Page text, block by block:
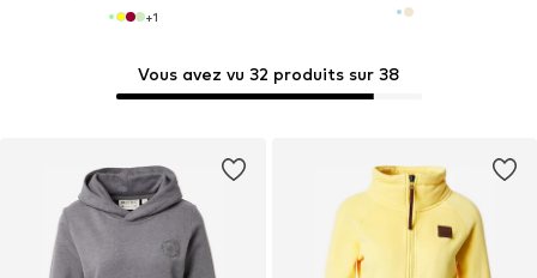
Vous avez vu 32 produits sur 38
+1